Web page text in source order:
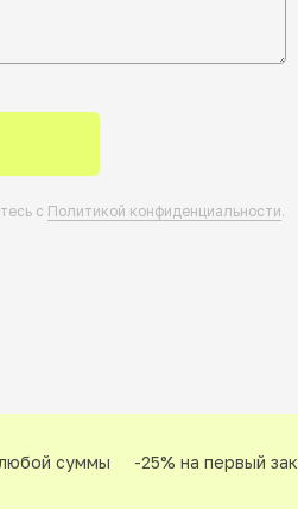
с Политикой конфиденциальности.
суммы -25% на первый